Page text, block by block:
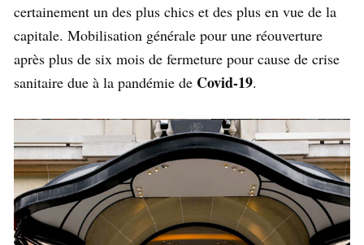
certainement un des plus chics et des plus en vue de la
capitale. Mobilisation générale pour une réouverture
après plus de six mois de fermeture pour cause de crise
sanitaire due à la pandémie de Covid-19.